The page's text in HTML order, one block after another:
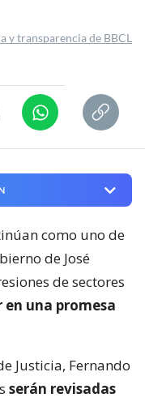
y transparencia de BBCL
como uno de
de José
de sectores
en una promesa
Justicia, Fernando
serán revisadas